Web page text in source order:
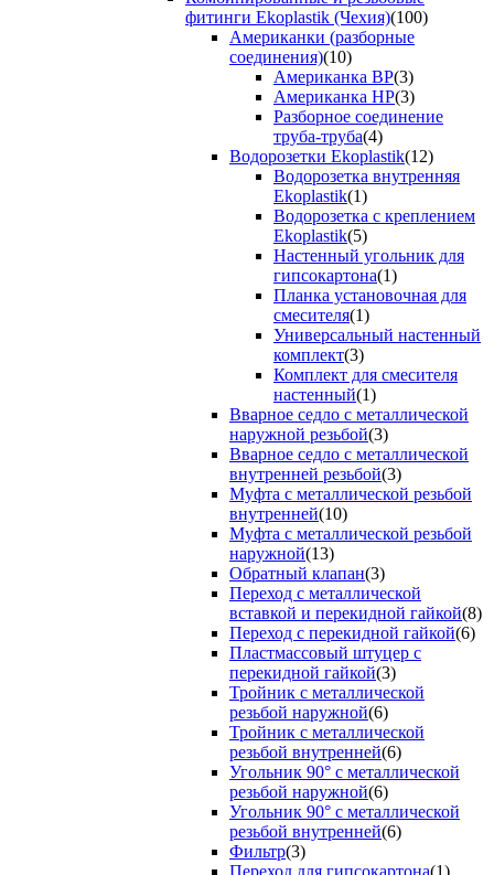
фитинги Ekoplastik (Чехия)(100)
Американки (разборные
соединения)(10)
Американка ВР(3)
Американка НР(3)
Разборное соединение
труба-труба(4)
Водорозетки Ekoplastik(12)
Водорозетка внутренняя
Ekoplastik(1)
Водорозетка с креплением
Ekoplastik(5)
Настенный угольник для
гипсокартона(1)
Планка установочная для
смесителя(1)
Универсальный настенный
комплект(3)
Комплект для смесителя
настенный(1)
Вварное седло с металлической
наружной резьбой(3)
Вварное седло с металлической
внутренней резьбой(3)
Муфта с металлической резьбой
внутренней(10)
Муфта с металлической резьбой
наружной(13)
Обратный клапан(3)
Переход с металлической
вставкой и перекидной гайкой(8)
Переход с перекидной гайкой(6)
Пластмассовый штуцер с
перекидной гайкой(3)
Тройник с металлической
резьбой наружной(6)
Тройник с металлической
резьбой внутренней(6)
Угольник 90° с металлической
резьбой наружной(6)
Угольник 90° с металлической
резьбой внутренней(6)
Фильтр(3)